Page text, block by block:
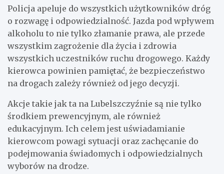
Policja apeluje do wszystkich użytkowników dróg
o rozwagę i odpowiedzialność. Jazda pod wpływem
alkoholu to nie tylko złamanie prawa, ale przede
wszystkim zagrożenie dla życia i zdrowia
wszystkich uczestników ruchu drogowego. Każdy
kierowca powinien pamiętać, że bezpieczeństwo
na drogach zależy również od jego decyzji.
Akcje takie jak ta na Lubelszczyźnie są nie tylko
środkiem prewencyjnym, ale również
edukacyjnym. Ich celem jest uświadamianie
kierowcom powagi sytuacji oraz zachęcanie do
podejmowania świadomych i odpowiedzialnych
wyborów na drodze.